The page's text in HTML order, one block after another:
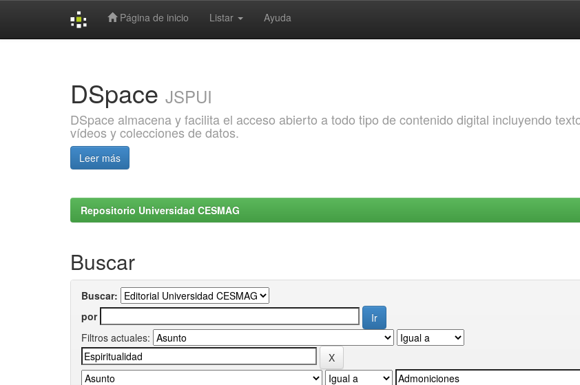
Página de inicio Listar Ayuda
DSpace JSPUI
DSpace almacena y facilita el acceso abierto a todo tipo de contenido digital incluyendo
vídeos y colecciones de datos.
Leer más
Repositorio Universidad CESMAG
Buscar
Buscar:
por
Filtros actuales: